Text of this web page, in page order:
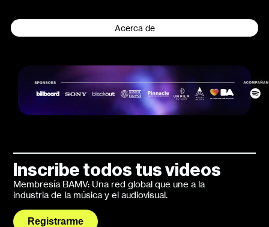
Acerca de
Inscribe todos tus videos
Membresía BAMV: Una red global que une a la
industria de la música y el audiovisual.
Registrarme